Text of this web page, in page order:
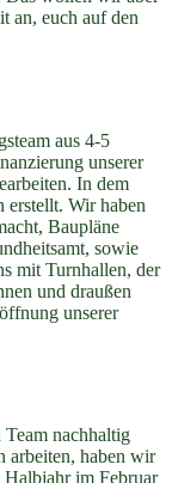
an, euch auf den
aus 4-5
unserer
In dem
erstellt. Wir haben
Baupläne
sowie
mit Turnhallen, der
und draußen
unserer
nachhaltig
arbeiten, haben wir
Halbjahr im Februar